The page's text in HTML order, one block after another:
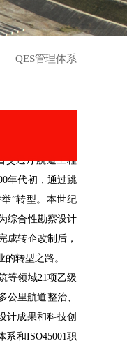
QES管理体系
交通厅航道工程
年代初，通过跳
”转型。本世纪
综合性勘察设计
成转企改制后，
转型之路。
等领域21项乙级
公里航道整治、
计成果和科技创
系和ISO45001职